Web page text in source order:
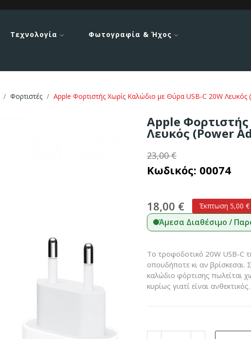
Τεχνολογία
Φωτογραφία & Ήχος
Φορτιστές Apple Φορτιστής Χωρίς Καλώδιο με Θύρα USB-C 20W
Apple
Λευκός (Power
23,00 €
Κωδικός: 00074
18,00 € Έκπτωση 5,00 €
Άμεσα Διαθέσιμο /
Το τροφοδοτικό 20W USB-C
οπουδήποτε κι αν
καλώδιο φόρτισης πωλείται
κυρίως γιατί είναι ανθεκτικός.